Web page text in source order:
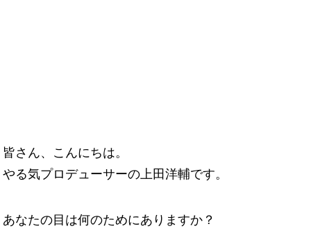
皆さん、こんにちは。
やる気プロデューサーの上田洋輔です。
あなたの目は何のためにありますか？